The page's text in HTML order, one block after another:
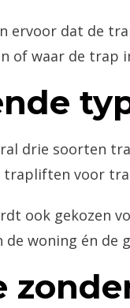
ervoor dat de
of waar de
drie soorten
voor
ook gekozen
woning én de